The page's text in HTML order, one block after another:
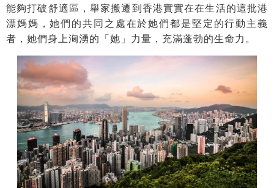
能夠打破舒適區，舉家搬遷到香港實實在在生活的這批港
漂媽媽，她們的共同之處在於她們都是堅定的行動主義
者，她們身上洶湧的「她」力量，充滿蓬勃的生命力。